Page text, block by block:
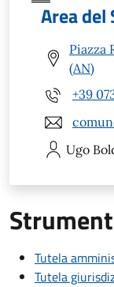
Area del
Piazza
(AN)
+39
Ugo
Tutela
Tutela